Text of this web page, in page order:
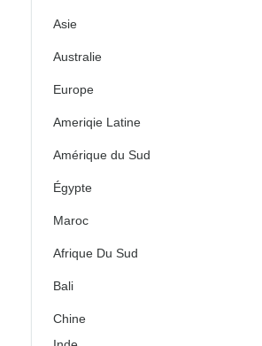
Asie
Australie
Europe
Ameriqie Latine
Amérique du Sud
Égypte
Maroc
Afrique Du Sud
Bali
Chine